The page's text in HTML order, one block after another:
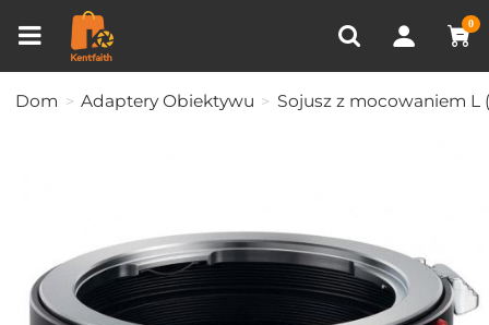
0
OSTATNIO OGLĄDANE
Porównanie produktów (0)
Dom Adaptery Obiektywu Sojusz z mocowaniem L